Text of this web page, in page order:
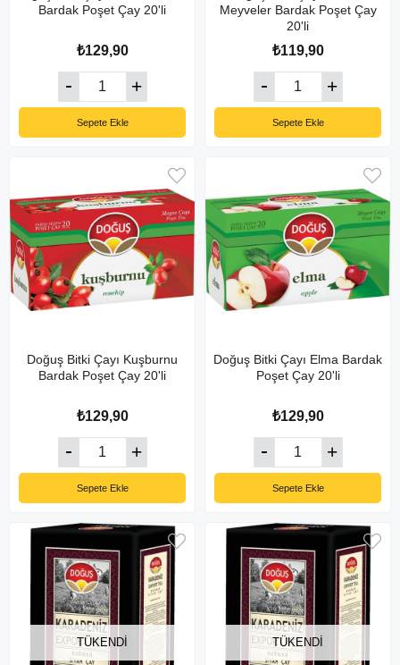
Bardak Poşet Çay 20'li
₺129,90
Sepete Ekle
Meyveler Bardak Poşet Çay
20'li
₺119,90
Sepete Ekle
Doğuş Bitki Çayı Kuşburnu
Bardak Poşet Çay 20'li
₺129,90
Sepete Ekle
Doğuş Bitki Çayı Elma Bardak
Poşet Çay 20'li
₺129,90
Sepete Ekle
TÜKENDI TÜKENDI